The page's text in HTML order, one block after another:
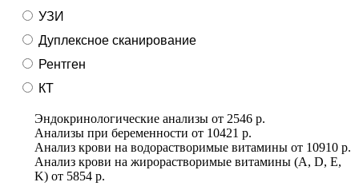
УЗИ
Дуплексное сканирование
Рентген
КТ
Эндокринологические анализы от 2546 р.
Анализы при беременности от 10421 р.
Анализ крови на водорастворимые витамины от 10910 р.
Анализ крови на жирорастворимые витамины (A, D, E,
K) от 5854 р.